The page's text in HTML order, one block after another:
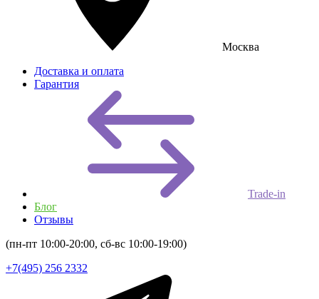
Москва
Доставка и оплата
Гарантия
Trade-in
Блог
Отзывы
(пн-пт 10:00-20:00, сб-вс 10:00-19:00)
+7(495) 256 2332